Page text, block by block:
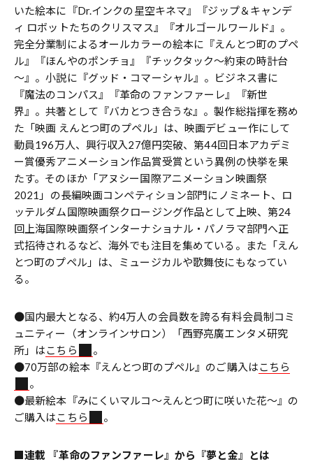
いた絵本に『Dr.インクの星空キネマ』『ジップ＆キャンデ
ィ ロボットたちのクリスマス』『オルゴールワールド』。
完全分業制によるオールカラーの絵本に『えんとつ町のプペ
ル』『ほんやのポンチョ』『チックタック～約束の時計台
～』。小説に『グッド・コマーシャル』。ビジネス書に
『魔法のコンパス』『革命のファンファーレ』『新世
界』。共著として『バカとつき合うな』。製作総指揮を務め
た「映画 えんとつ町のプペル」は、映画デビュー作にして
動員196万人、興行収入27億円突破、第44回日本アカデミ
ー賞優秀アニメーション作品賞受賞という異例の快挙を果
たす。そのほか「アヌシー国際アニメーション映画祭
2021」の長編映画コンペティション部門にノミネート、ロ
ッテルダム国際映画祭クロージング作品として上映、第24
回上海国際映画祭インターナショナル・パノラマ部門へ正
式招待されるなど、海外でも注目を集めている。また「えん
とつ町のプペル」は、ミュージカルや歌舞伎にもなってい
る。
●国内最大となる、約4万人の会員数を誇る有料会員制コミ
ュニティー（オンラインサロン）「西野亮廣エンタメ研究
所」はこちら
。
●70万部の絵本『えんとつ町のプペル』のご購入はこちら
。
●最新絵本『みにくいマルコ～えんとつ町に咲いた花～』の
ご購入はこちら 。
■連載 『革命のファンファーレ』から『夢と金』とは